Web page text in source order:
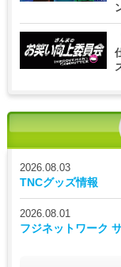
2026.08.03
TNCグッズ情報
2026.08.01
フジネットワーク